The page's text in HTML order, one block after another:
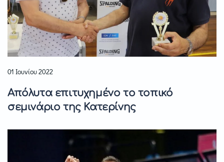
01 Ιουνίου 2022
Απόλυτα επιτυχημένο το τοπικό
σεμινάριο της Κατερίνης